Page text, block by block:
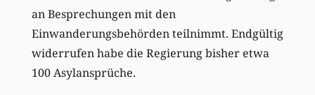
an Besprechungen mit den
Einwanderungsbehörden teilnimmt. Endgültig
widerrufen habe die Regierung bisher etwa
100 Asylansprüche.